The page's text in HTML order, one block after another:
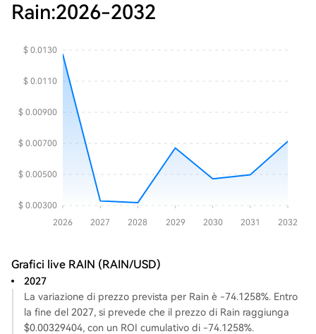
Rain:2026-2032
Grafici live RAIN (RAIN/USD)
2027
La variazione di prezzo prevista per Rain è -74.1258%. Entro
la fine del 2027, si prevede che il prezzo di Rain raggiunga
$0.00329404, con un ROI cumulativo di -74.1258%.